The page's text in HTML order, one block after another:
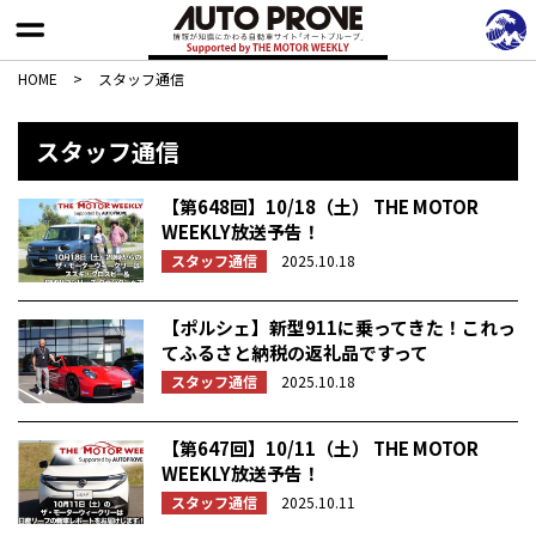
HOME > スタッフ通信
スタッフ通信
【第648回】10/18（土） THE MOTOR
WEEKLY放送予告！
スタッフ通信 2025.10.18
【ポルシェ】新型911に乗ってきた！これっ
てふるさと納税の返礼品ですって
スタッフ通信 2025.10.18
【第647回】10/11（土） THE MOTOR
WEEKLY放送予告！
スタッフ通信 2025.10.11